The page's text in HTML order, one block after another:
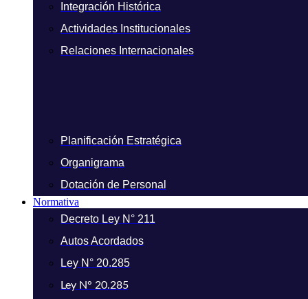
Integración Histórica
Actividades Institucionales
Relaciones Internacionales
Planificación Estratégica
Organigrama
Dotación de Personal
Normativa
Decreto Ley N° 211
Autos Acordados
Ley N° 20.285
Ley N° 20.285